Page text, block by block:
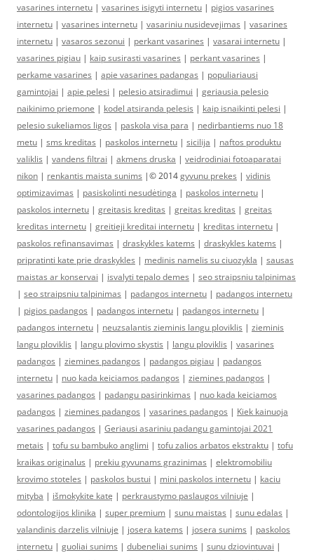
vasarines internetu | vasarines isigyti internetu | pigios vasarines
internetu | vasarines internetu | vasariniu nusidevejimas | vasarines
internetu | vasaros sezonui | perkant vasarines | vasarai internetu |
vasarines pigiau | kaip susirasti vasarines | perkant vasarines |
perkame vasarines | apie vasarines padangas | populiariausi
gamintojai | apie pelesi | pelesio atsiradimui | geriausia pelesio
naikinimo priemone | kodel atsiranda pelesis | kaip isnaikinti pelesi |
pelesio sukeliamos ligos | paskola visa para | nedirbantiems nuo 18
metu | sms kreditas | paskolos internetu | sicilija | naftos produktu
valiklis | vandens filtrai | akmens druska | veidrodiniai fotoaparatai
nikon | renkantis maista sunims |© 2014gyvunu prekes | vidinis
optimizavimas | pasiskolinti nesudėtinga | paskolos internetu |
paskolos internetu | greitasis kreditas | greitas kreditas | greitas
kreditas internetu | greitieji kreditai internetu | kreditas internetu |
paskolos refinansavimas | draskykles katems | draskykles katems |
pripratinti kate prie draskykles | medinis namelis su ciuozykla | sausas
maistas ar konservai | isvalyti tepalo demes | seo straipsniu talpinimas
| seo straipsniu talpinimas | padangos internetu | padangos internetu
| pigios padangos | padangos internetu | padangos internetu |
padangos internetu | neuzsalantis zieminis langu ploviklis | zieminis
langu ploviklis | langu plovimo skystis | langu ploviklis | vasarines
padangos | ziemines padangos | padangos pigiau | padangos
internetu | nuo kada keiciamos padangos | ziemines padangos |
vasarines padangos | padangu pasirinkimas | nuo kada keiciamos
padangos | ziemines padangos | vasarines padangos | Kiek kainuoja
vasarines padangos | Geriausi asariniu padangu gamintojai 2021
metais | tofu su bambuko anglimi | tofu zalios arbatos ekstraktu | tofu
kraikas originalus | prekiu gyvunams grazinimas | elektromobiliu
krovimo stoteles | paskolos bustui | mini paskolos internetu | kaciu
mityba | išmokykite katę | perkraustymo paslaugos vilniuje |
odontologijos klinika | super premium | sunu maistas | sunu edalas |
valandinis darzelis vilniuje | josera katems | josera sunims | paskolos
internetu | guoliai sunims | dubeneliai sunims | sunu dziovintuvai |